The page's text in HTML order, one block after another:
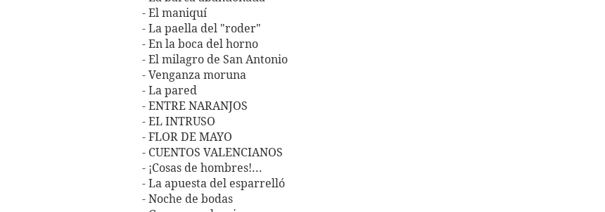
- El maniquí
- La paella del "roder"
- En la boca del horno
- El milagro de San Antonio
- Venganza moruna
- La pared
- ENTRE NARANJOS
- EL INTRUSO
- FLOR DE MAYO
- CUENTOS VALENCIANOS
- ¡Cosas de hombres!...
- La apuesta del esparrelló
- Noche de bodas